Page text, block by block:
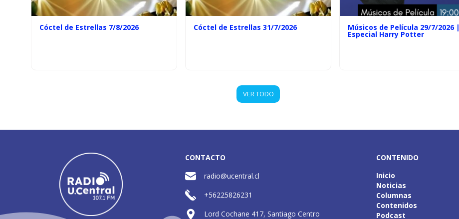
Cóctel de Estrellas 7/8/2026 Cóctel de Estrellas 31/7/2026 Músicos de Película 29/7/2026
Especial Harry Potter
VER TODO
CONTACTO
radio@ucentral.cl
+56225826231
Lord Cochane 417, Santiago Centro
CONTENIDO
Inicio
Noticias
Columnas
Contenidos
Podcast